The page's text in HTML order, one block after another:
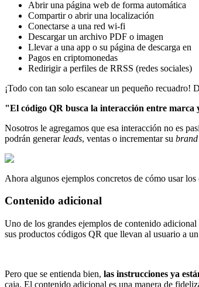
Abrir una página web de forma automática
Compartir o abrir una localización
Conectarse a una red wi-fi
Descargar un archivo PDF o imagen
Llevar a una app o su página de descarga en
Pagos en criptomonedas
Redirigir a perfiles de RRSS (redes sociales)
¡Todo con tan solo escanear un pequeño recuadro!
"El código QR busca la interacción entre marca
Nosotros le agregamos que esa interacción no es
podrán generar leads, ventas o incrementar su brand
Ahora algunos ejemplos concretos de cómo usar
Contenido adicional
Uno de los grandes ejemplos de contenido
sus productos códigos QR que llevan al usuario a
Pero que se entienda bien, las instrucciones ya
caja. El contenido adicional es una manera de